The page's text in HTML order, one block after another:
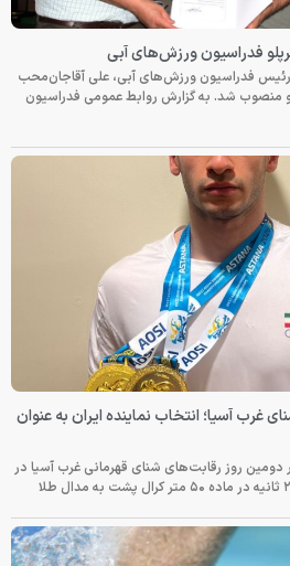
فدراسیون ورزش‌های آبی
فدراسیون ورزش‌های آبی، علی آقاجان‌محب
منصوب شد. به گزارش روابط عمومی فدراسیون
آسیا؛ انتخاب نماینده ایران به عنوان
روز رقابت‌های شنای قهرمانی غرب آسیا در